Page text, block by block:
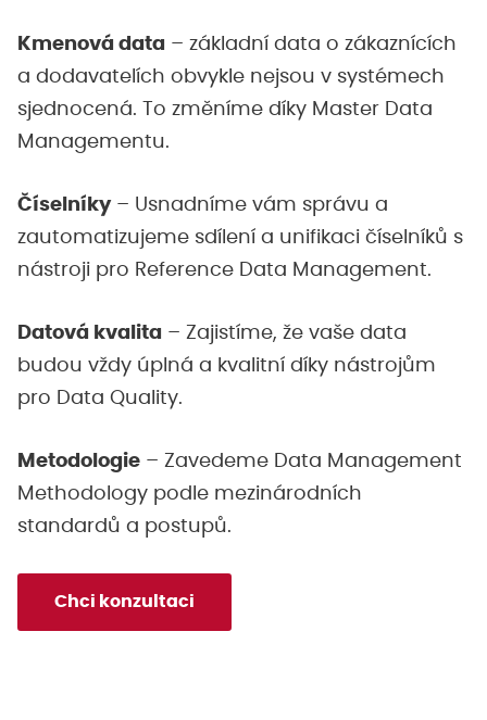
Kmenová data – základní data o zákaznících
a dodavatelích obvykle nejsou v systémech
sjednocená. To změníme díky Master Data
Managementu.
Číselníky– Usnadníme vám správu a
zautomatizujeme sdílení a unifikaci číselníků s
nástroji pro Reference Data Management.
Datová kvalita – Zajistíme, že vaše data
budou vždy úplná a kvalitní díky nástrojům
pro Data Quality.
Metodologie – Zavedeme Data Management
Methodology podle mezinárodních
standardů a postupů.
Chci konzultaci